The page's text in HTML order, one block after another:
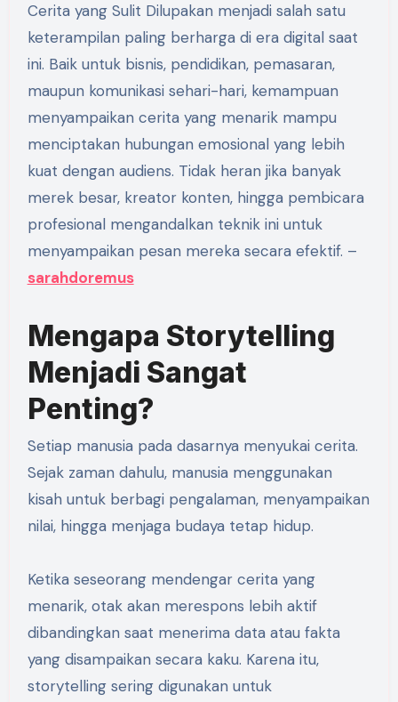
Cerita yang Sulit Dilupakan menjadi salah satu
keterampilan paling berharga di era digital saat
ini. Baik untuk bisnis, pendidikan, pemasaran,
maupun komunikasi sehari-hari, kemampuan
menyampaikan cerita yang menarik mampu
menciptakan hubungan emosional yang lebih
kuat dengan audiens. Tidak heran jika banyak
merek besar, kreator konten, hingga pembicara
profesional mengandalkan teknik ini untuk
menyampaikan pesan mereka secara efektif. –
sarahdoremus
Mengapa Storytelling
Menjadi Sangat
Penting?
Setiap manusia pada dasarnya menyukai cerita.
Sejak zaman dahulu, manusia menggunakan
kisah untuk berbagi pengalaman, menyampaikan
nilai, hingga menjaga budaya tetap hidup.
Ketika seseorang mendengar cerita yang
menarik, otak akan merespons lebih aktif
dibandingkan saat menerima data atau fakta
yang disampaikan secara kaku. Karena itu,
storytelling sering digunakan untuk